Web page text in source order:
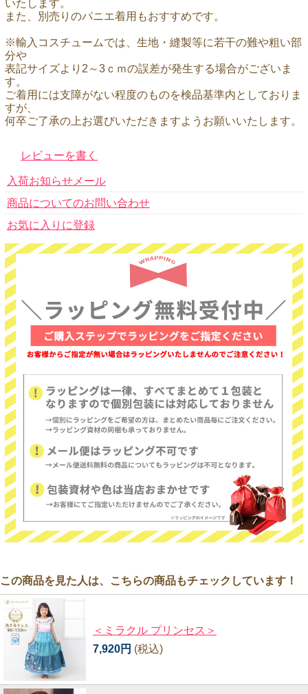
いたします。
また、別売りのパニエ着用もおすすめです。
※輸入コスチュームでは、生地・縫製等に若干の難や粗い部
分や
表記サイズより2～3ｃｍの誤差が発生する場合がございま
す。
ご着用には支障がない程度のものを検品基準内としておりま
すが、
何卒ご了承の上お選びいただきますようお願いいたします。
レビューを書く
入荷お知らせメール
商品についてのお問い合わせ
お気に入りに登録
この商品を見た人は、こちらの商品もチェックしています！
＜ミラクル プリンセス＞
7,920円 (税込)